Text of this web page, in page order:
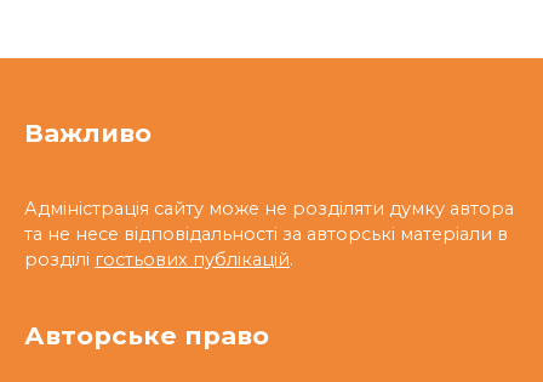
Важливо
Адміністрація сайту може не розділяти думку автора
та не несе відповідальності за авторські матеріали в
розділі гостьових публікацій.
Авторське право